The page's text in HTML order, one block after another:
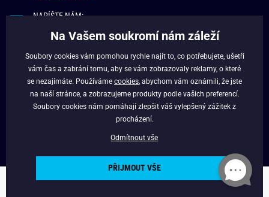
NAPÍŠTE NÁM:
O NÁS
VĚRNOSTNÍ PROGRAM
Copyright © 2024 - Budchlap.cz Všechna práva vyhrazena. webdesign ©
Na Vašem soukromí nám záleží
Soubory cookies vám pomohou rychle najít to, co potřebujete, ušetří
vám čas a zabrání tomu, aby se vám zobrazovaly reklamy, o které
se nezajímáte. Používáme cookies , abychom vám oznámili, že jste
na naší stránce, a zobrazujeme produkty podle vašich preferencí.
Soubory cookies nám pomáhají zlepšit váš vylepšený zážitek z
procházení.
Odmítnout vše
PŘIJMOUT VŠE